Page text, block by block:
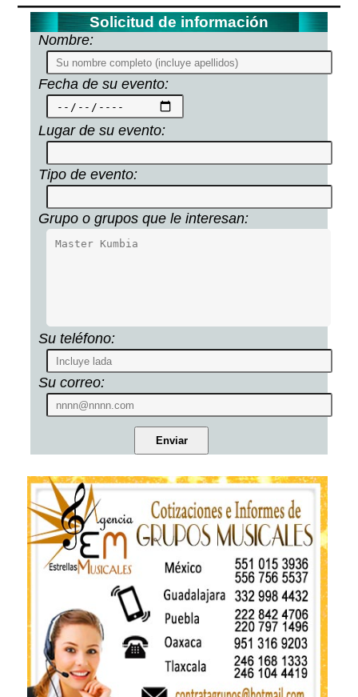
Solicitud de información
Nombre:
Fecha de su evento:
Lugar de su evento:
Tipo de evento:
Grupo o grupos que le interesan:
Su teléfono:
Su correo: